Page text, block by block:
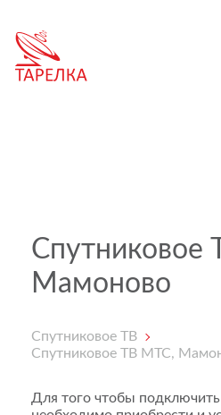
Спутниковое
Мамоново
Спутниковое ТВ
Спутниковое ТВ МТС,
Для того чтобы